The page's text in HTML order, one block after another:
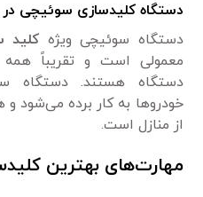
دستگاه کلیدسازی سوئیچی
دستگاه سوئیچی ویژه کلید
معمولی است و تقریباً
دستگاه هستند. دستگاه
خودروها به کار برده می‌شود
از منازل است.
مهارت‌های بهترین